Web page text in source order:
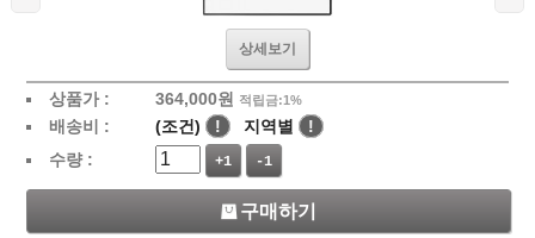
상세보기
상품가 : 364,000원 적립금:1%
배송비 : (조건) ! 지역별
!
수량 :
+1 -1
구매하기